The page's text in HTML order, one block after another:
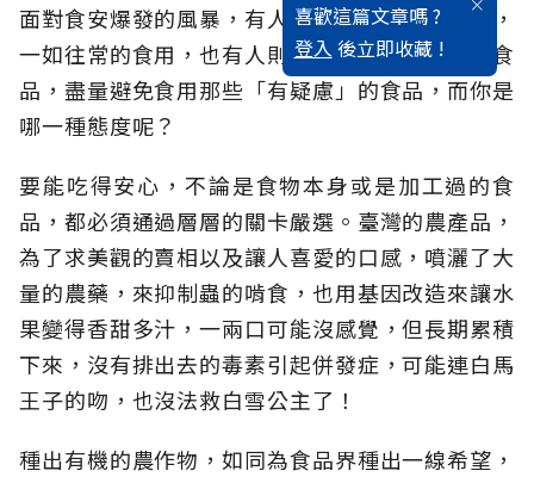
喜歡這篇文章嗎 ?
登入 後立即收藏 !
面對食安爆發的風暴，有人選擇不在乎那些食品，
一如往常的食用，也有人則是更注意出了問題的食
品，盡量避免食用那些「有疑慮」的食品，而你是
哪一種態度呢？
要能吃得安心，不論是食物本身或是加工過的食
品，都必須通過層層的關卡嚴選。臺灣的農產品，
為了求美觀的賣相以及讓人喜愛的口感，噴灑了大
量的農藥，來抑制蟲的啃食，也用基因改造來讓水
果變得香甜多汁，一兩口可能沒感覺，但長期累積
下來，沒有排出去的毒素引起併發症，可能連白馬
王子的吻，也沒法救白雪公主了！
種出有機的農作物，如同為食品界種出一線希望，